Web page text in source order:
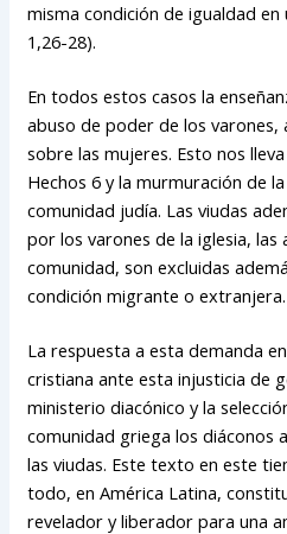
misma condición de igualdad en
1,26-28).
En todos estos casos la
abuso de poder de los varones,
sobre las mujeres. Esto nos
Hechos 6 y la murmuración de
comunidad judía. Las viudas
por los varones de la iglesia,
comunidad, son excluidas
condición migrante o extranjera.
La respuesta a esta demanda
cristiana ante esta injusticia de
ministerio diacónico y la
comunidad griega los diáconos
las viudas. Este texto en este
todo, en América Latina,
revelador y liberador para una